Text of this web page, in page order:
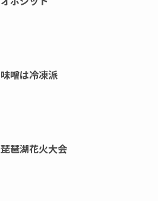
味噌は冷凍派
琵琶湖花火大会